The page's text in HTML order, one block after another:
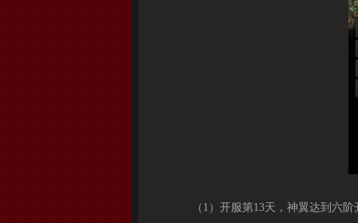
（1）开服第13天，神翼达到六